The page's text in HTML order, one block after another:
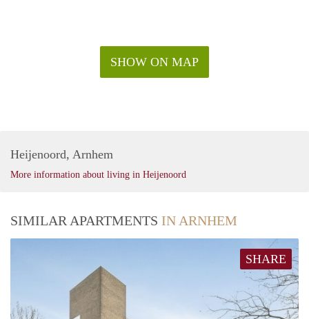
SHOW ON MAP
Heijenoord, Arnhem
More information about living in Heijenoord
SIMILAR APARTMENTS IN ARNHEM
SHARE